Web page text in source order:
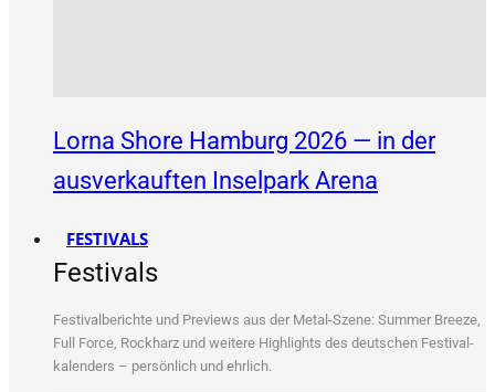
Lorna Shore Hamburg 2026 — in der
ausverkauften Inselpark Arena
FESTIVALS
Festivals
Fes­ti­val­be­rich­te und Pre­views aus der Metal-Sze­ne: Sum­mer Bree­ze,
Full Force, Rock­harz und wei­te­re High­lights des deut­schen Fes­ti­val­
ka­len­ders – per­sön­lich und ehrlich.